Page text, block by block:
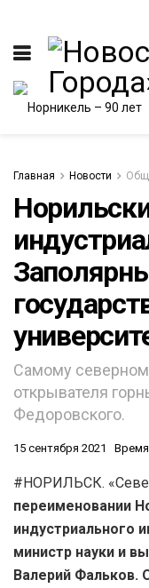
Главная Новости
Самому
открывателя
Федоровского.
15 сентября 2021 Время
#НОРИЛЬСК.
переименовании
индустриального
министр науки и
Валерий Фальков.